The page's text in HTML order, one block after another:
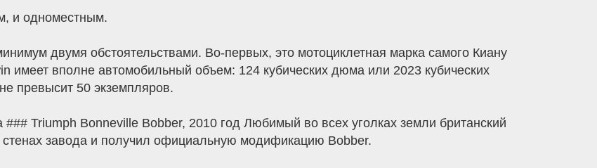
и одноместным.
двумя обстоятельствами. Во-первых, это мотоциклетная марка самого Киану
имеет вполне автомобильный объем: 124 кубических дюма или 2023 кубических
превысит 50 экземпляров.
Triumph Bonneville Bobber, 2010 год Любимый во всех уголках земли британский
завода и получил официальную модификацию Bobber.